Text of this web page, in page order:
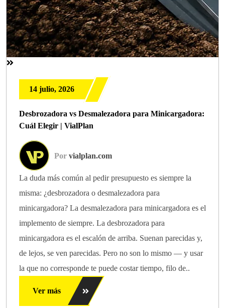
14 julio, 2026
Desbrozadora vs Desmalezadora para Minicargadora:
Cuál Elegir | VialPlan
Por vialplan.com
La duda más común al pedir presupuesto es siempre la
misma: ¿desbrozadora o desmalezadora para
minicargadora? La desmalezadora para minicargadora es el
implemento de siempre. La desbrozadora para
minicargadora es el escalón de arriba. Suenan parecidas y,
de lejos, se ven parecidas. Pero no son lo mismo — y usar
la que no corresponde te puede costar tiempo, filo de..
Ver más